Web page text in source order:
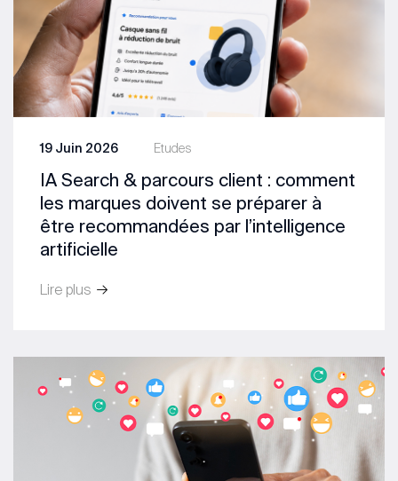
Etudes
19 Juin 2026
IA Search & parcours client : comment
les marques doivent se préparer à
être recommandées par l’intelligence
artificielle
Lire plus